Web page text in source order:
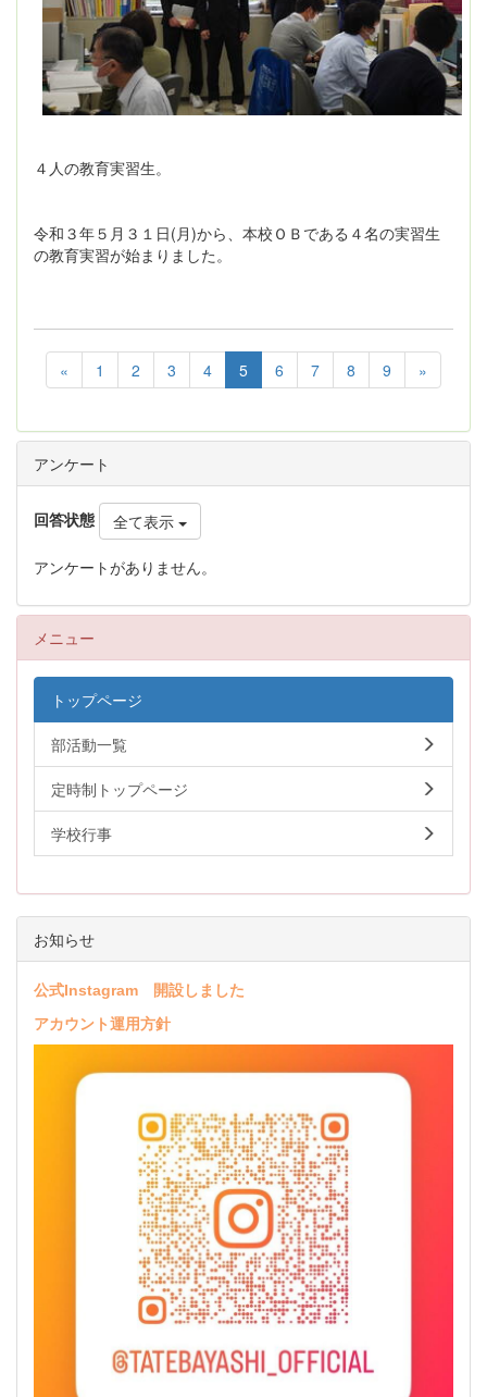
４人の教育実習生。
令和３年５月３１日(月)から、本校ＯＢである４名の実習生
の教育実習が始まりました。
« 1 2 3 4 5 6 7 8 9 »
アンケート
回答状態 全て表示
アンケートがありません。
メニュー
トップページ
部活動一覧
定時制トップページ
学校行事
お知らせ
公式Instagram 開設しました
アカウント運用方針